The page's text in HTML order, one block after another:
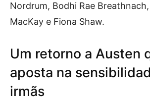
Nordrum, Bodhi Rae
MacKay e Fiona Shaw.
Um retorno a Austen
aposta na
irmãs